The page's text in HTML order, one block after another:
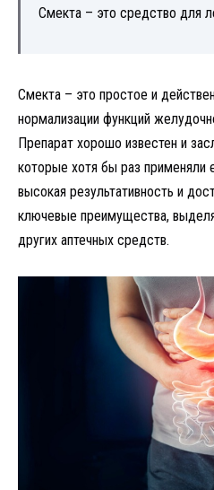
Смекта – это средство для
Смекта – это простое и
нормализации функций
Препарат хорошо известен и
которые хотя бы раз применяли
высокая результативность и
ключевые преимущества,
других аптечных средств.